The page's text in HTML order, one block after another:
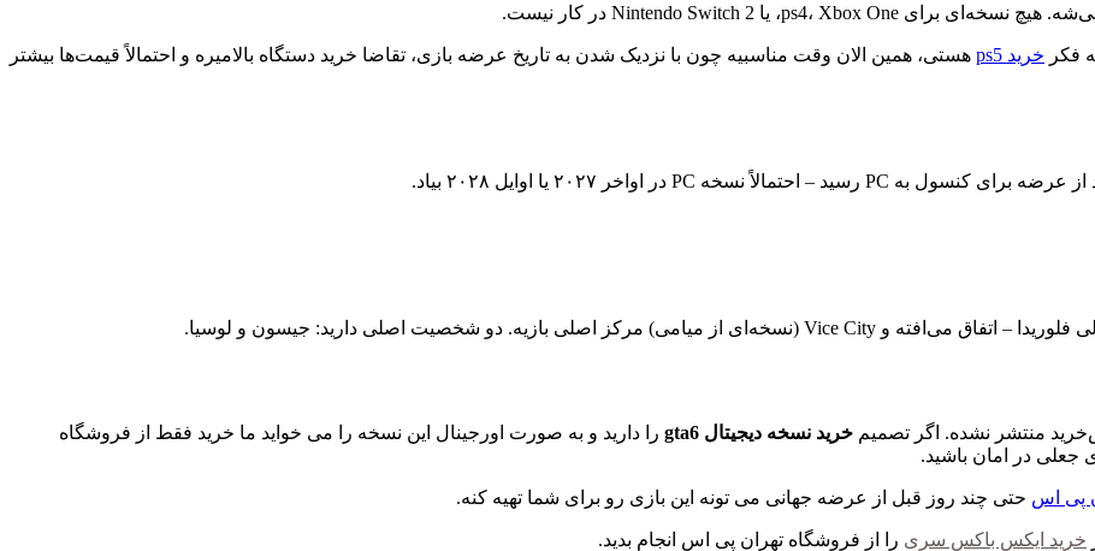
خرید ps5
هستی، همین الان وقت مناسبیه چون با نزدیک شدن به تاریخ عرضه بازی، تقاضا خرید دستگاه بالامیره و احتمالاً قیمت‌ها بیشتر
منتشر نشده. اگر تصمیم خرید نسخه دیجیتال gta6
را دارید و به صورت اورجینال این نسخه را می خواید ما خرید فقط از فروشگاه
پی اس حتی چند روز قبل از عرضه جهانی می تونه این بازی رو برای شما تهیه کنه.
خرید ایکس باکس سری را از فروشگاه تهران پی اس انجام بدید.